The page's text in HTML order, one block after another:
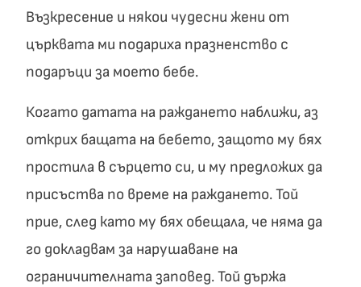
Възкресение и някои чудесни жени от
църквата ми подариха празненство с
подаръци за моето бебе.
Когато датата на раждането наближи, аз
открих бащата на бебето, защото му бях
простила в сърцето си, и му предложих да
присъства по време на раждането. Той
прие, след като му бях обещала, че няма да
го докладвам за нарушаване на
ограничителната заповед. Той държа